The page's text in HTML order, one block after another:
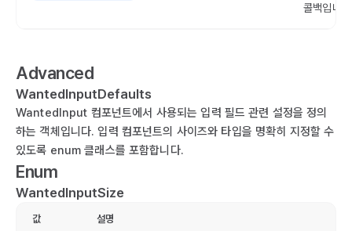
콜백입니
Advanced
WantedInputDefaults
WantedInput 컴포넌트에서 사용되는 입력 필드 관련 설정을 정의
하는 객체입니다. 입력 컴포넌트의 사이즈와 타입을 명확히 지정할 수
있도록 enum 클래스를 포함합니다.
Enum
WantedInputSize
값 설명